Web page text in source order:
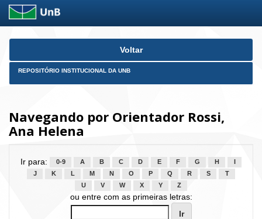
Skip
Voltar
REPOSITÓRIO INSTITUCIONAL DA UNB
Navegando por Orientador Rossi,
Ana Helena
Ir para: 0-9 A B C D E F G H
J
K L M N O P Q R S
T
U
V W X Y Z
ou entre com as primeiras letras: